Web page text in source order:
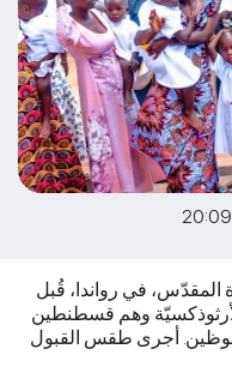
المقدّس، في رواندا، قُبل
وهم قسطنطين
أجرى طقس القبول